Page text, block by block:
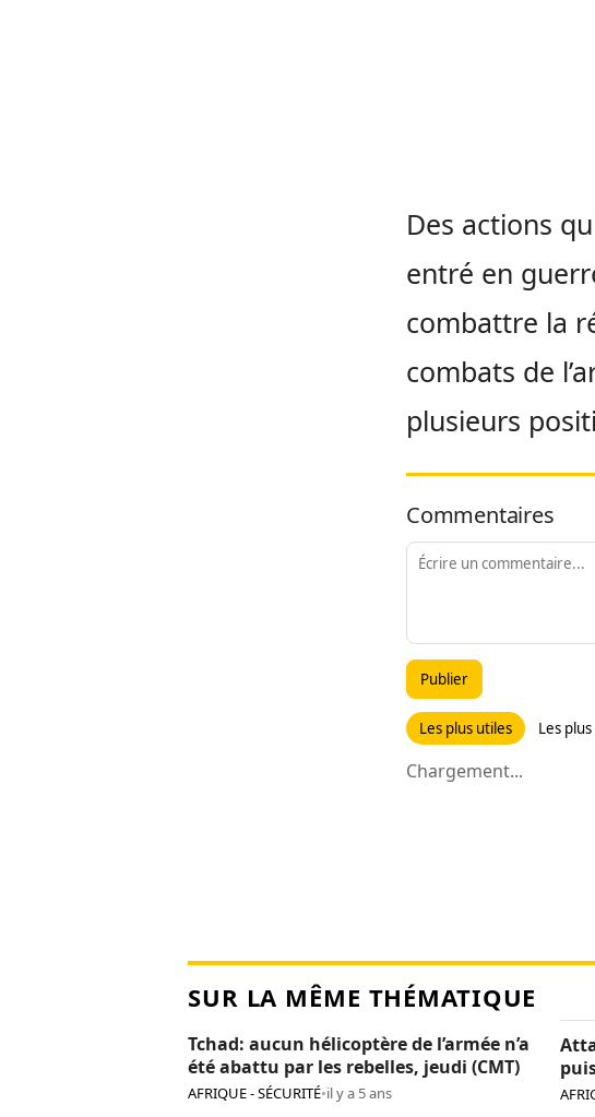
Des actions
entré en
combattre la
combats de
plusieurs
Commentaires
Publier
Les plus utiles Les
Chargement...
SUR LA MÊME THÉMATIQUE
Tchad: aucun hélicoptère de l’armée n’a
été abattu par les rebelles, jeudi (CMT)
AFRIQUE - SÉCURITÉ•il y a 5 ans